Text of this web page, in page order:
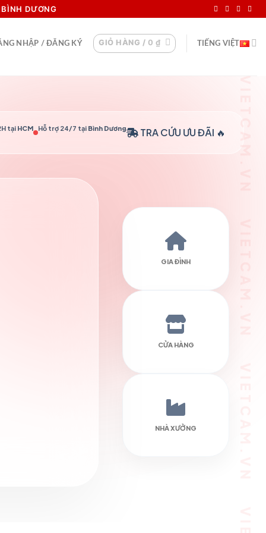
DƯƠNG
NHẬP / ĐĂNG KÝ GIỎ HÀNG / 0 ₫ TIẾNG VIỆT
tại HCM Hỗ trợ 24/7 tại Bình Dương TRA CỨU ƯU ĐÃI 🔥
GIA ĐÌNH
CỬA HÀNG
NHÀ XƯỞNG